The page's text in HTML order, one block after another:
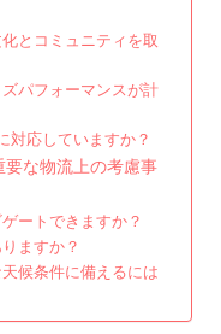
とコミュニティを取
パフォーマンスが計
対応していますか？
な物流上の考慮事
ートできますか？
ますか？
候条件に備えるには